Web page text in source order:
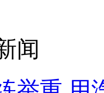
闻